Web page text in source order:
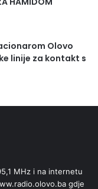
Olovo
linije za kontakt s
MHz i na internetu
gdje